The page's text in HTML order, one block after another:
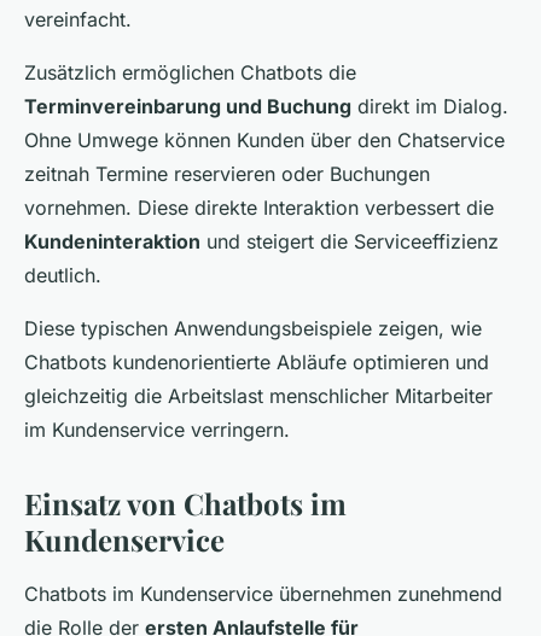
vereinfacht.
Zusätzlich ermöglichen Chatbots die
Terminvereinbarung und Buchung direkt im Dialog.
Ohne Umwege können Kunden über den Chatservice
zeitnah Termine reservieren oder Buchungen
vornehmen. Diese direkte Interaktion verbessert die
Kundeninteraktion und steigert die Serviceeffizienz
deutlich.
Diese typischen Anwendungsbeispiele zeigen, wie
Chatbots kundenorientierte Abläufe optimieren und
gleichzeitig die Arbeitslast menschlicher Mitarbeiter
im Kundenservice verringern.
Einsatz von Chatbots im
Kundenservice
Chatbots im Kundenservice übernehmen zunehmend
die Rolle der ersten Anlaufstelle für